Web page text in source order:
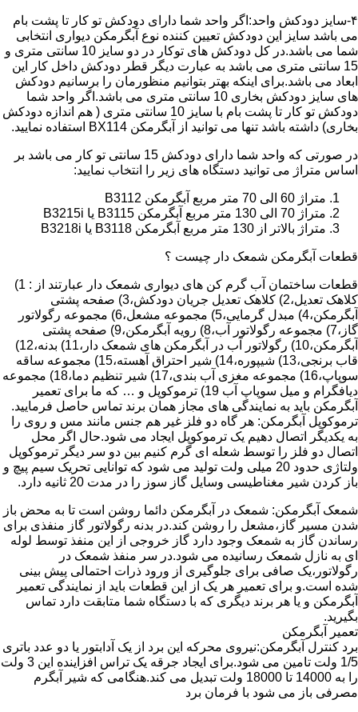
۴-سایز دودکش واحد:اگر واحد شما دارای دودکش تو کار تا پشت بام
می باشد سایز این دودکش تعیین کننده نوع آبگرمکن دیواری انتخابی
شما می باشد.در کل دودکش های توکار در دو سایز 10 سانتی متری و
15 سانتی متری می باشد به عبارت دیگر قطر دودکش داخل کار این
ابعاد می باشد.برای اینکه بهتر بتوانیم منظورمان را برسانیم دودکش
های سایز دودکش بخاری 10 سانتی متری می باشد.اگر واحد شما
دودکش تو کار تا پشت بام با سایز 10 سانتی متری ( هم اندازه دودکش
بخاری) داشته باشد تنها می توانید از آبگرمکن BX114 استفاده نمایید.
در صورتی که واحد شما دارای دودکش 15 سانتی تو کار می باشد بر
اساس متراژ می توانید دستگاه های زیر را انتخاب نمایید:
متراژ 60 الی 70 متر مربع آبگرمکن B3112
متراژ 70 الی 130 متر مربع آبگرمکن B3115 یا B3215i
متراژ بالاتر از 130 متر مربع آبگرمکن B3118 یا B3218i
قطعات آبگرمکن شمعک دار چیست ؟
قطعات ساختمان آب گرم کن های دیواری شمعک دار عبارتند از : 1)
کلاهک تعدیل،2) کلاهک تعدیل جریان دودکش،3) صفحه پشتی
آبگرمکن،4) مبدل گرمایی،5) مجموعه مشعل،6) مجموعه رگولاتور
گاز،7) مجموعه رگولاتور آب،8) رویه آبگرمکن،9) صفحه پشتی
آبگرمکن،10) رگولاتور آب در آبگرمکن های شمعک دار،11) بدنه،12)
قاب برنجی،13) شیپوره،14) شیر احتراق آهسته،15) مجموعه ساقه
سوپاپ،16) مجموعه مغزی آب بندی،17) شیر تنظیم دما،18) مجموعه
دیافگرام و میل سوپاپ آب 19) ترموکوپل و … که ما برای تعمیر
آبگرمکن باید به نمایندگی های مجاز همان برند تماس حاصل فرمایید.
ترموکوپل آبگرمکن: هر گاه دو فلز غیر هم جنس مانند مس و روی را
به یکدیگر اتصال دهیم یک ترموکوپل ایجاد می شود.حال اگر محل
اتصال دو فلز را توسط شعله ای گرم کنیم بین دو سر دیگر ترموکوپل
ولتاژی حدود 20 میلی ولت تولید می شود که توانایی تحریک سیم پیچ و
باز کردن شیر مغناطیسی وسایل گاز سوز را در مدت 20 ثانیه دارد.
شمعک آبگرمکن: شمعک در آبگرمکن دائما روشن است تا به محض باز
شدن مسیر گاز،مشعل را روشن کند.در بدنه رگولاتور گاز منفذی برای
رساندن گاز به شمعک وجود دارد گاز خروجی از این منفذ توسط لوله
ای به نازل شمعک رسانیده می شود.در سر منفذ شمعک در
رگولاتور،یک صافی برای جلوگیری از ورود ذرات احتمالی پیش بینی
شده است.و برای تعمیر هر یک از این قطعات باید از نمایندگی تعمیر
آبگرمکن و یا هر برند دیگری که با دستگاه شما متابقت دارد تماس
بگیرید.
تعمیر آبگرمکن
برد کنترل آبگرمکن:نیروی محرکه این برد از یک آدابتور یا دو عدد باتری
1/5 ولت تامین می شود.برای ایجاد جرقه یک تراس افزاینده این 3 ولت
را به 14000 تا 18000 ولت تبدیل می کند.هنگامی که شیر آبگرم
مصرفی باز می شود با فرمان برد